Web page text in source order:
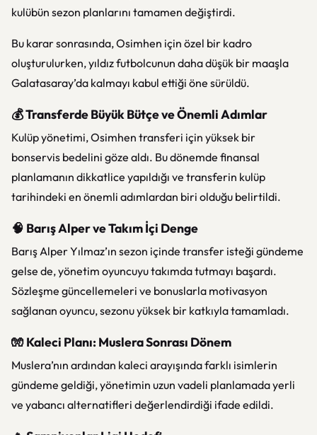
kulübün sezon planlarını tamamen değiştirdi.
Bu karar sonrasında, Osimhen için özel bir kadro
oluşturulurken, yıldız futbolcunun daha düşük bir maaşla
Galatasaray’da kalmayı kabul ettiği öne sürüldü.
💰 Transferde Büyük Bütçe ve Önemli Adımlar
Kulüp yönetimi, Osimhen transferi için yüksek bir
bonservis bedelini göze aldı. Bu dönemde finansal
planlamanın dikkatlice yapıldığı ve transferin kulüp
tarihindeki en önemli adımlardan biri olduğu belirtildi.
🧠 Barış Alper ve Takım İçi Denge
Barış Alper Yılmaz’ın sezon içinde transfer isteği gündeme
gelse de, yönetim oyuncuyu takımda tutmayı başardı.
Sözleşme güncellemeleri ve bonuslarla motivasyon
sağlanan oyuncu, sezonu yüksek bir katkıyla tamamladı.
🧤 Kaleci Planı: Muslera Sonrası Dönem
Muslera’nın ardından kaleci arayışında farklı isimlerin
gündeme geldiği, yönetimin uzun vadeli planlamada yerli
ve yabancı alternatifleri değerlendirdiği ifade edildi.